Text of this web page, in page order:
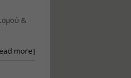
&
more]
€145.00
8 ώρες